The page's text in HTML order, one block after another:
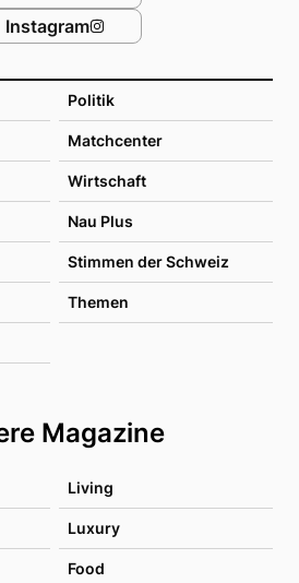
Politik
Matchcenter
Wirtschaft
Nau Plus
Stimmen der Schweiz
Themen
Magazine
Living
Luxury
Food
Instagram